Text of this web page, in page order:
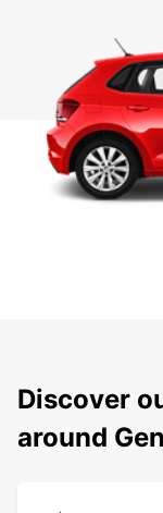
Discover
around